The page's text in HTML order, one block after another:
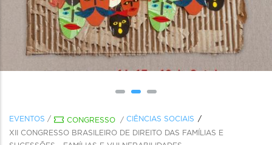
EVENTOS / CONGRESSO / CIÊNCIAS SOCIAIS
XII CONGRESSO BRASILEIRO DE DIREITO DAS FAMÍLIAS E